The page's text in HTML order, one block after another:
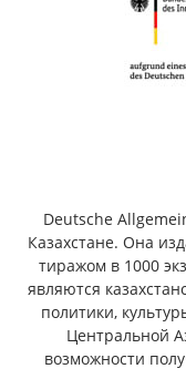
Deutsche
Казахстане. Она
тиражом в 1000
являются
политики,
Центральной
возможности